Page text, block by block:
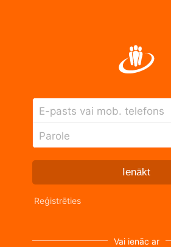
E-pasts vai mob. telefons
Parole
Ienākt
Reģistrēties
Vai ienāc ar